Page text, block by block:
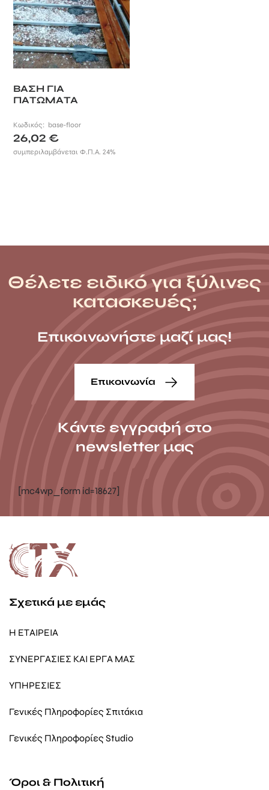
ΒΑΣΗ ΓΙΑ
ΠΑΤΩΜΑΤΑ
Κωδικός: base-floor
26,02€
συμπεριλαμβάνεται Φ.Π.Α. 24%
Θέλετε ειδικό για ξύλινες
κατασκευές;
Επικοινωνήστε μαζί μας!
Επικοινωνία
Κάντε εγγραφή στο
newsletter μας
[mc4wp_form id=18627]
Σχετικά με εμάς
Η ΕΤΑΙΡΕΙΑ
ΣΥΝΕΡΓΑΣΙΕΣ ΚΑΙ ΕΡΓΑ ΜΑΣ
ΥΠΗΡΕΣΙΕΣ
Γενικές Πληροφορίες Σπιτάκια
Γενικές Πληροφορίες Studio
Όροι & Πολιτική